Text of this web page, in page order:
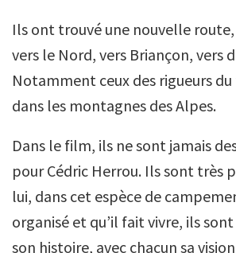
Ils ont trouvé une nouvelle
vers le Nord, vers Briançon, vers
Notamment ceux des rigueurs
dans les montagnes des Alpes.
Dans le film, ils ne sont jamais
pour Cédric Herrou. Ils sont très
lui, dans cet espèce de
organisé et qu’il fait vivre, ils
son histoire, avec chacun sa